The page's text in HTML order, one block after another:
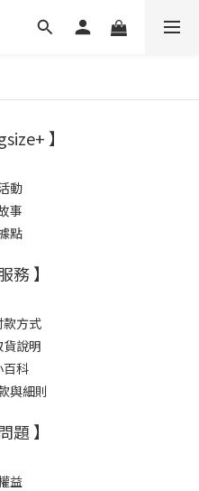
】
動
事
點
務 】
款方式
說明
百科
與細則
題 】
益